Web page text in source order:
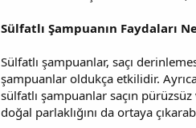
Sülfatlı Şampuanın Faydaları
Sülfatlı şampuanlar, saçı
şampuanlar oldukça etkilidir.
sülfatlı şampuanlar saçın
doğal parlaklığını da ortaya